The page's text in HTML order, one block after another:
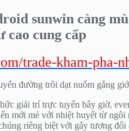
sunwin càng
cao cung cấp
trade-kham-pha-
giải trí trực tuyến bây giờ,
mới mẻ với nhiệt huyết từ
riêng biệt với gây tương